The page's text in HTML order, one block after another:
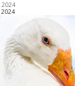
2024
2024